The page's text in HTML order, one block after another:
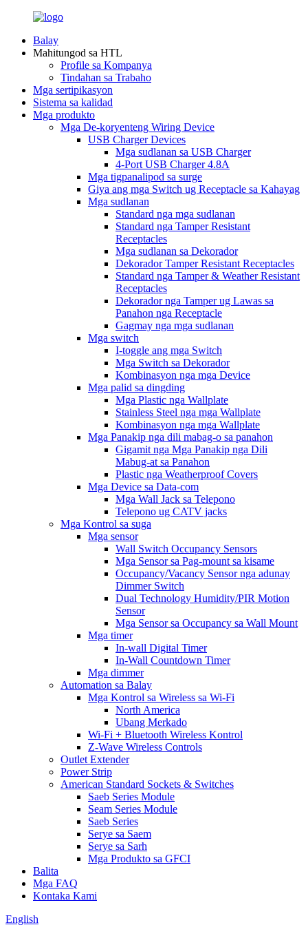
Balay
Mahitungod sa HTL
Profile sa Kompanya
Tindahan sa Trabaho
Mga sertipikasyon
Sistema sa kalidad
Mga produkto
Mga De-koryenteng Wiring Device
USB Charger Devices
Mga sudlanan sa USB Charger
4-Port USB Charger 4.8A
Mga tigpanalipod sa surge
Giya ang mga Switch ug Receptacle sa Kahayag
Mga sudlanan
Standard nga mga sudlanan
Standard nga Tamper Resistant
Receptacles
Mga sudlanan sa Dekorador
Dekorador Tamper Resistant Receptacles
Standard nga Tamper & Weather Resistant
Receptacles
Dekorador nga Tamper ug Lawas sa
Panahon nga Receptacle
Gagmay nga mga sudlanan
Mga switch
I-toggle ang mga Switch
Mga Switch sa Dekorador
Kombinasyon nga mga Device
Mga palid sa dingding
Mga Plastic nga Wallplate
Stainless Steel nga mga Wallplate
Kombinasyon nga mga Wallplate
Mga Panakip nga dili mabag-o sa panahon
Gigamit nga Mga Panakip nga Dili
Mabug-at sa Panahon
Plastic nga Weatherproof Covers
Mga Device sa Data-com
Mga Wall Jack sa Telepono
Telepono ug CATV jacks
Mga Kontrol sa suga
Mga sensor
Wall Switch Occupancy Sensors
Mga Sensor sa Pag-mount sa kisame
Occupancy/Vacancy Sensor nga adunay
Dimmer Switch
Dual Technology Humidity/PIR Motion
Sensor
Mga Sensor sa Occupancy sa Wall Mount
Mga timer
In-wall Digital Timer
In-Wall Countdown Timer
Mga dimmer
Automation sa Balay
Mga Kontrol sa Wireless sa Wi-Fi
North America
Ubang Merkado
Wi-Fi + Bluetooth Wireless Kontrol
Z-Wave Wireless Controls
Outlet Extender
Power Strip
American Standard Sockets & Switches
Saeb Series Module
Seam Series Module
Saeb Series
Serye sa Saem
Serye sa Sarh
Mga Produkto sa GFCI
Balita
Mga FAQ
Kontaka Kami
English